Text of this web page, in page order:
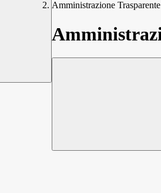
Amministrazione Trasparente